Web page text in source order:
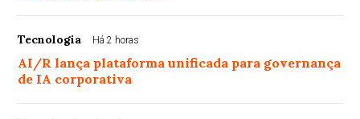
Tecnologia Há 2 horas
AI/R lança plataforma unificada para governança
de IA corporativa